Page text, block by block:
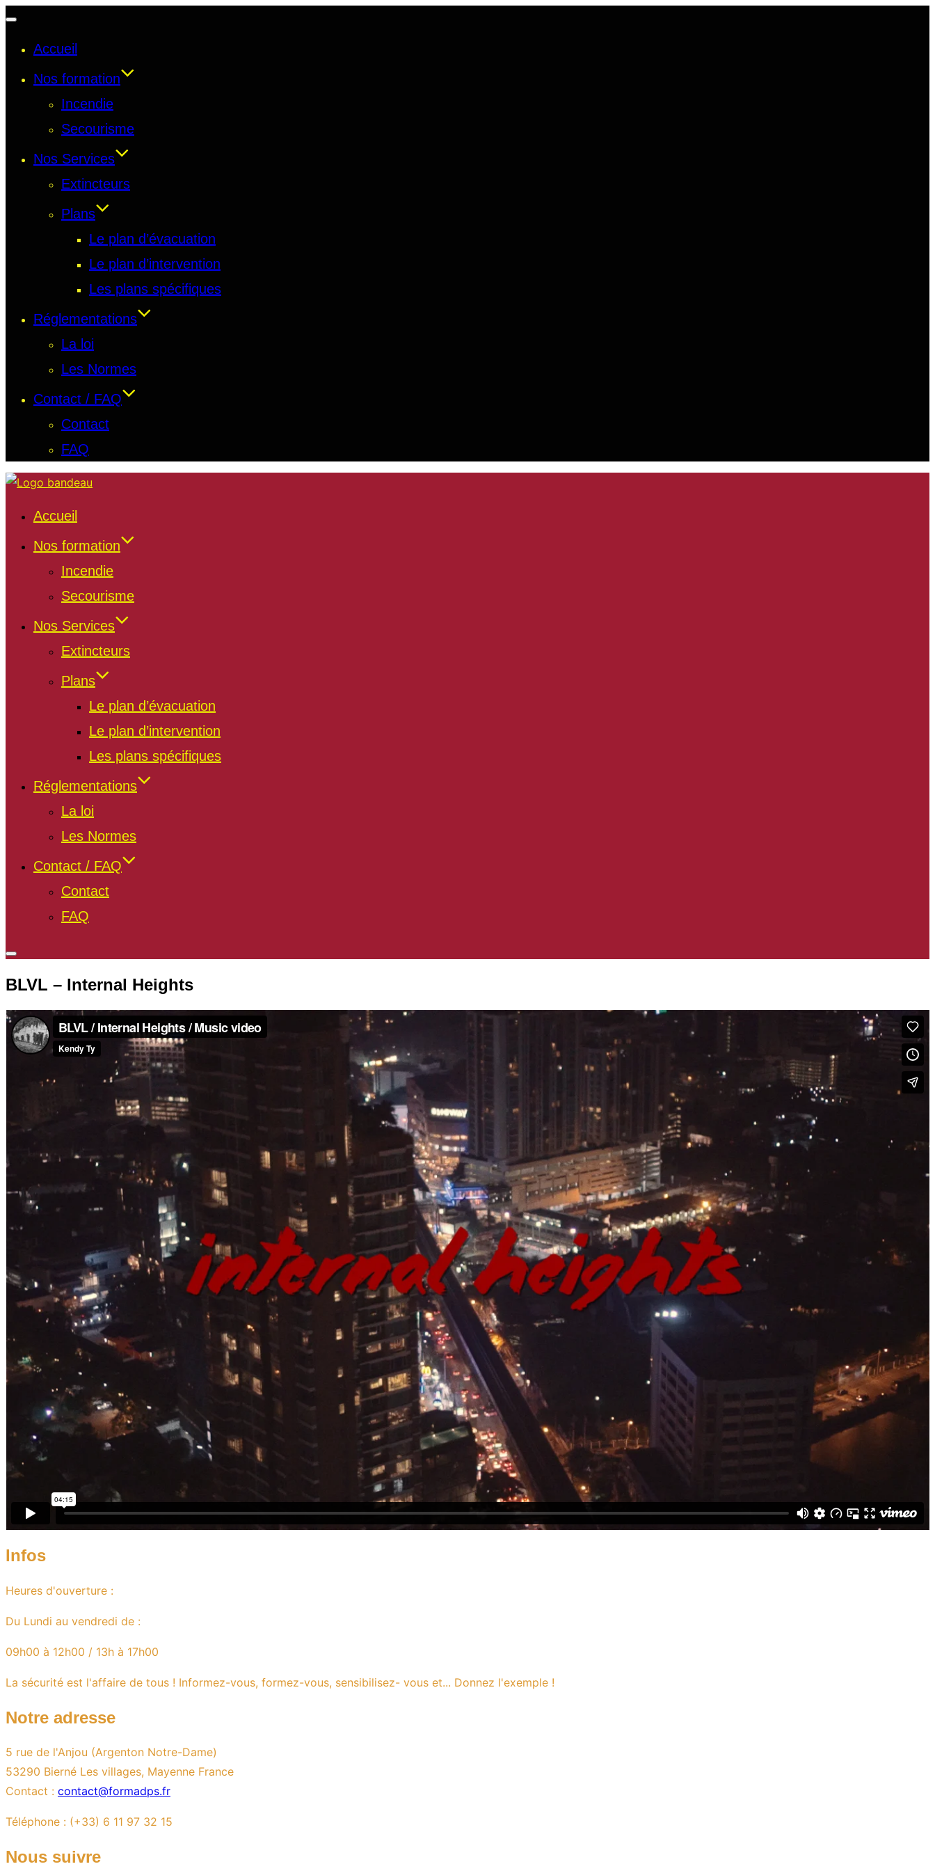
Accueil
Nos formation
Incendie
Secourisme
Nos Services
Extincteurs
Plans
Le plan d’évacuation
Le plan d’intervention
Les plans spécifiques
Réglementations
La loi
Les Normes
Contact / FAQ
Contact
FAQ
Accueil
Nos formation
Incendie
Secourisme
Nos Services
Extincteurs
Plans
Le plan d’évacuation
Le plan d’intervention
Les plans spécifiques
Réglementations
La loi
Les Normes
Contact / FAQ
Contact
FAQ
BLVL – Internal Heights
Infos
Heures d'ouverture :
Du Lundi au vendredi de :
09h00 à 12h00 / 13h à 17h00
La sécurité est l'affaire de tous ! Informez-vous, formez-vous, sensibilisez- vous et... Donnez l'exemple !
Notre adresse
5 rue de l'Anjou (Argenton Notre-Dame)
53290 Bierné Les villages, Mayenne France
Contact : contact@formadps.fr
Téléphone : (+33) 6 11 97 32 15
Nous suivre